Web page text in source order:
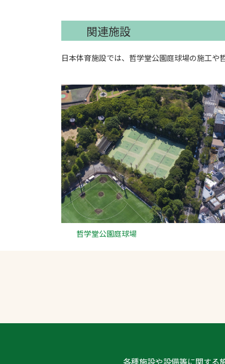
関連施設
日本体育施設では、哲学堂公園庭球場の施工
哲学堂公園庭球場
各種施設や設備等に関する